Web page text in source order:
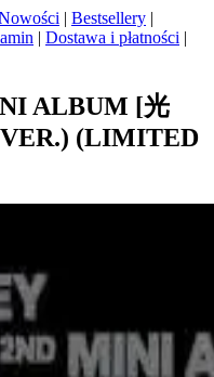
| Bestsellery |
| Dostawa i płatności |
ALBUM [光
(LIMITED